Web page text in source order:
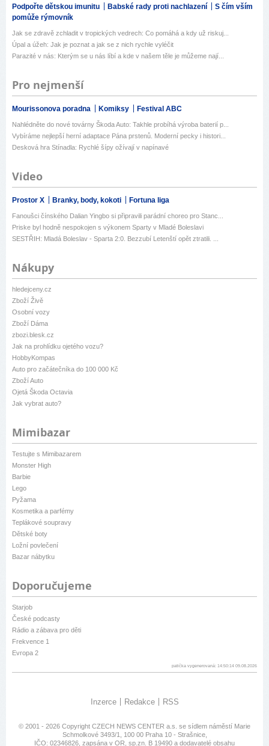
Podpořte dětskou imunitu Babské rady proti nachlazení
S čím vším
pomůže rýmovník
Jak se zdravě zchladit v tropických vedrech: Co pomáhá a kdy už riskuj...
Úpal a úžeh: Jak je poznat a jak se z nich rychle vyléčit
Parazité v nás: Kterým se u nás líbí a kde v našem těle je můžeme nají...
Pro nejmenší
Mourissonova poradna Komiksy Festival ABC
Nahlédněte do nové továrny Škoda Auto: Takhle probíhá výroba baterií p...
Vybíráme nejlepší herní adaptace Pána prstenů. Moderní pecky i histori...
Desková hra Stínadla: Rychlé šípy ožívají v napínavé
Video
Prostor X Branky, body, kokoti Fortuna liga
Fanoušci čínského Dalian Yingbo si připravili parádní choreo pro Stanc...
Priske byl hodně nespokojen s výkonem Sparty v Mladé Boleslavi
SESTŘIH: Mladá Boleslav - Sparta 2:0. Bezzubí Letenští opět ztratili. ...
Nákupy
hledejceny.cz
Zboží Živě
Osobní vozy
Zboží Dáma
zbozi.blesk.cz
Jak na prohlídku ojetého vozu?
HobbyKompas
Auto pro začátečníka do 100 000 Kč
Zboží Auto
Ojetá Škoda Octavia
Jak vybrat auto?
Mimibazar
Testujte s Mimibazarem
Monster High
Barbie
Lego
Pyžama
Kosmetika a parfémy
Teplákové soupravy
Dětské boty
Ložní povlečení
Bazar nábytku
Doporučujeme
Starjob
České podcasty
Rádio a zábava pro děti
Frekvence 1
Evropa 2
patička vygenerovaná: 14:50:14 09.08.2026
Inzerce Redakce RSS
© 2001 - 2026 Copyright CZECH NEWS CENTER a.s. se sídlem náměstí Marie
Schmolkové 3493/1, 100 00 Praha 10 - Strašnice,
IČO: 02346826, zapsána v OR, sp.zn. B 19490 a dodavatelé obsahu